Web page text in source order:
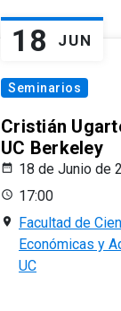
18 JUN
Seminarios
Cristián
UC Berkeley
18 de Junio de
17:00
Facultad de
Económicas y
UC